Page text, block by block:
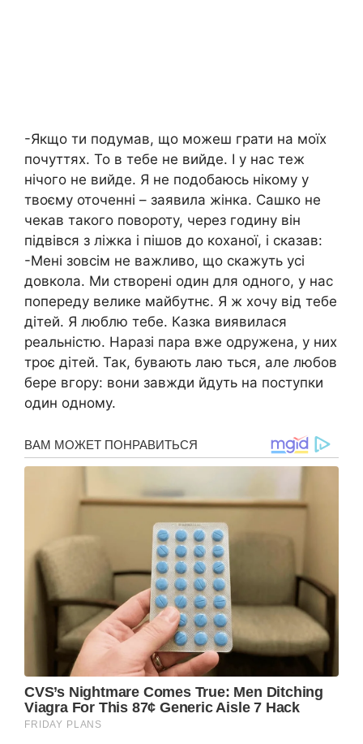
-Якщо ти подумав, що можеш грати на моїх
почуттях. То в тебе не вийде. І у нас теж
нічого не вийде. Я не подобаюсь нікому у
твоєму оточенні – заявила жінка. Сашко не
чекав такого повороту, через годину він
підвівся з ліжка і пішов до коханої, і сказав:
-Мені зовсім не важливо, що скажуть усі
довкола. Ми створені один для одного, у нас
попереду велике майбутнє. Я ж хочу від тебе
дітей. Я люблю тебе. Казка виявилася
реальністю. Наразі пара вже одружена, у них
троє дітей. Так, бувають лаю ться, але любов
бере вгору: вони завжди йдуть на поступки
один одному.